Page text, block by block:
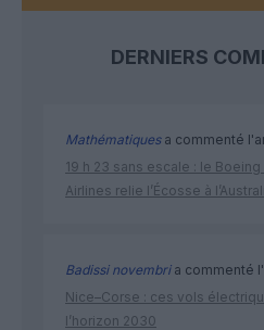
DERNIERS
Mathématiquesa commenté
19 h 23 sans escale : le
Airlines relie l’Écosse à
Badissi novembria commenté
Nice–Corse : ces vols
l’horizon 2030